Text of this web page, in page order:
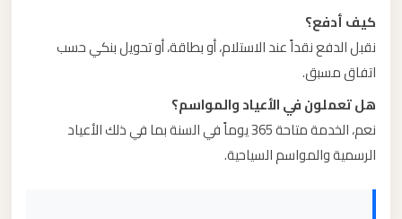
كيف أدفع؟
نقبل الدفع نقداً عند الاستلام، أو بطاقة، أو تحويل بنكي حسب
اتفاق مسبق.
هل تعملون في الأعياد والمواسم؟
نعم، الخدمة متاحة 365 يوماً في السنة بما في ذلك الأعياد
الرسمية والمواسم السياحية.